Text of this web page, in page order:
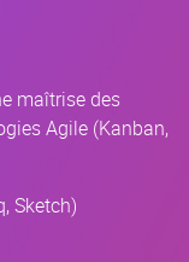
maîtrise des
Agile (Kanban,
Sketch)